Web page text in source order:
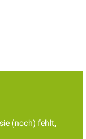
(noch) fehlt,